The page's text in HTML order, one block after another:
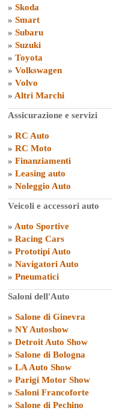
» Skoda
» Smart
» Subaru
» Suzuki
» Toyota
» Volkswagen
» Volvo
» Altri Marchi
Assicurazione e servizi
» RC Auto
» RC Moto
» Finanziamenti
» Leasing auto
» Noleggio Auto
Veicoli e accessori auto
» Auto Sportive
» Racing Cars
» Prototipi Auto
» Navigatori Auto
» Pneumatici
Saloni dell'Auto
» Salone di Ginevra
» NY Autoshow
» Detroit Auto Show
» Salone di Bologna
» LA Auto Show
» Parigi Motor Show
» Saloni Francoforte
» Salone di Pechino